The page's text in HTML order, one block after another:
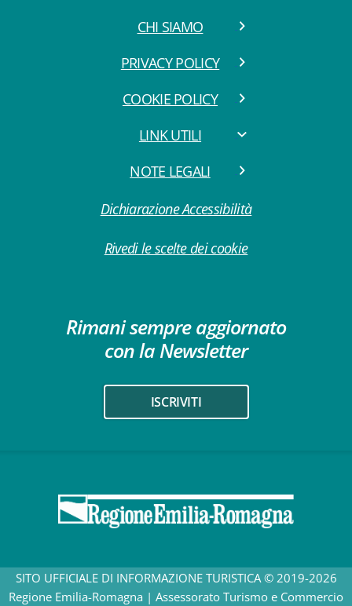
CHI SIAMO
PRIVACY POLICY
COOKIE POLICY
LINK UTILI
NOTE LEGALI
Dichiarazione Accessibilità
Rivedi le scelte dei cookie
Rimani sempre aggiornato
con la Newsletter
ISCRIVITI
SITO UFFICIALE DI INFORMAZIONE TURISTICA © 2019-2026
Regione Emilia-Romagna | Assessorato Turismo e Commercio